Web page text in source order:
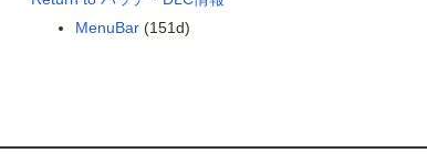
MenuBar (151d)